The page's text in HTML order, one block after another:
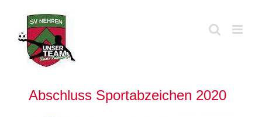
springen
Abschluss Sportabzeichen 2020